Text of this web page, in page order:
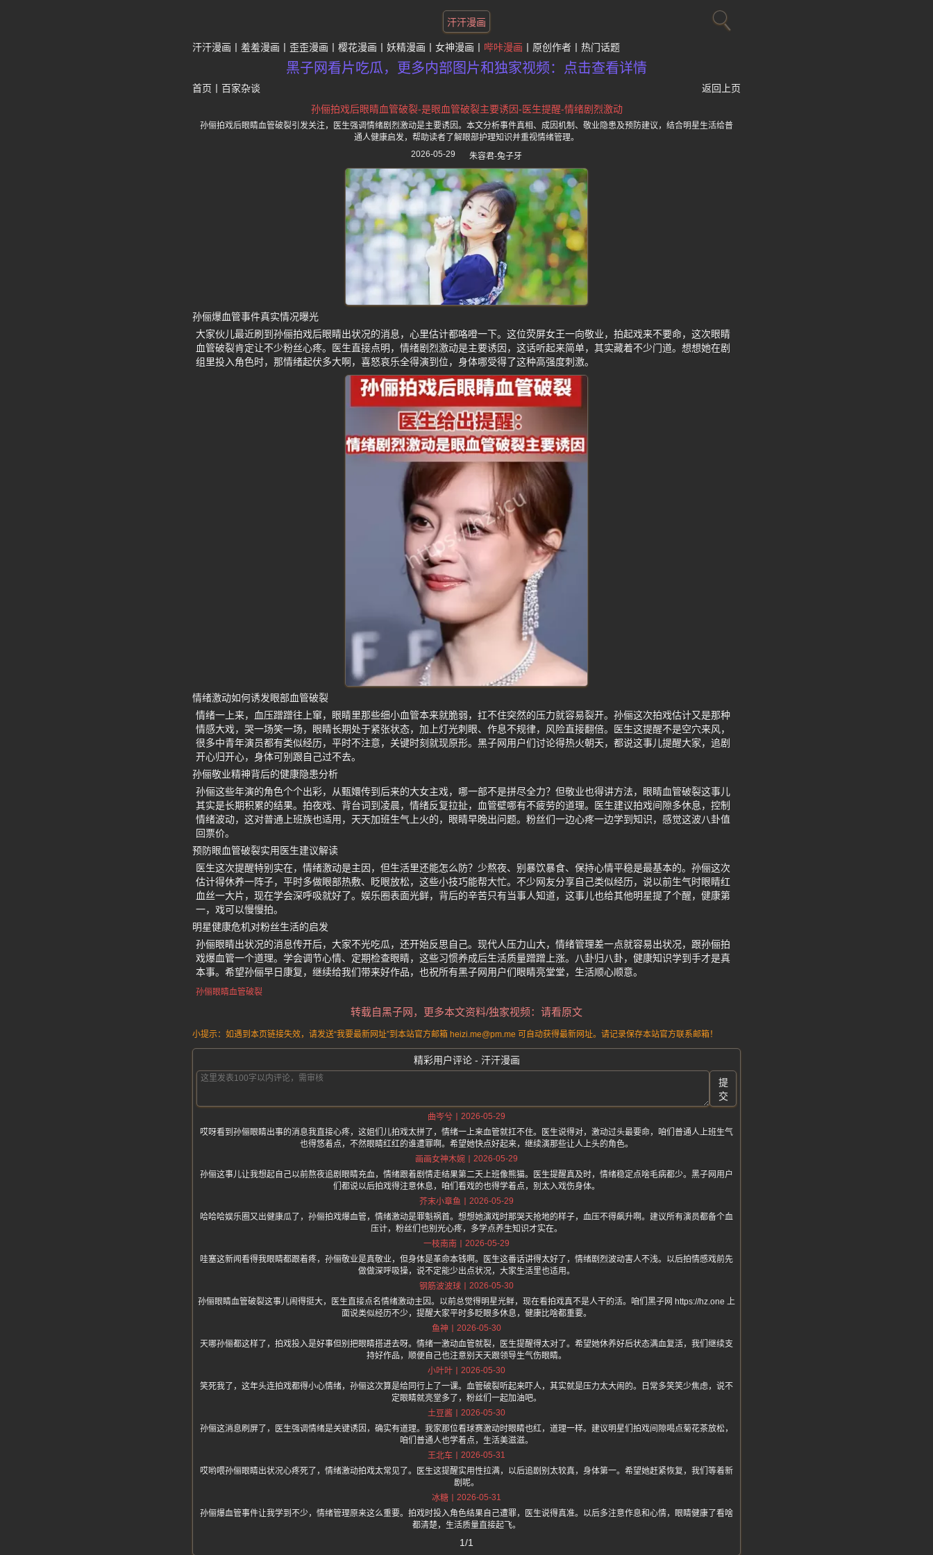
汗汗漫画
汗汗漫画 羞羞漫画 歪歪漫画 樱花漫画 妖精漫画 女神漫画 哔咔漫画 原创作者 热门话题
黑子网看片吃瓜，更多内部图片和独家视频：点击查看详情
首页 百家杂谈
返回上页
孙俪拍戏后眼睛血管破裂-是眼血管破裂主要诱因-医生提醒-情绪剧烈激动
孙俪拍戏后眼睛血管破裂引发关注，医生强调情绪剧烈激动是主要诱因。本文分析事件真相、成因机制、敬业隐患及预防建议，结合明星生活给普
通人健康启发，帮助读者了解眼部护理知识并重视情绪管理。
2026-05-29
朱容君-兔子牙
孙俪爆血管事件真实情况曝光
大家伙儿最近刷到孙俪拍戏后眼睛出状况的消息，心里估计都咯噔一下。这位荧屏女王一向敬业，拍起戏来不要命，这次眼睛
血管破裂肯定让不少粉丝心疼。医生直接点明，情绪剧烈激动是主要诱因，这话听起来简单，其实藏着不少门道。想想她在剧
组里投入角色时，那情绪起伏多大啊，喜怒哀乐全得演到位，身体哪受得了这种高强度刺激。
情绪激动如何诱发眼部血管破裂
情绪一上来，血压蹭蹭往上窜，眼睛里那些细小血管本来就脆弱，扛不住突然的压力就容易裂开。孙俪这次拍戏估计又是那种
情感大戏，哭一场笑一场，眼睛长期处于紧张状态，加上灯光刺眼、作息不规律，风险直接翻倍。医生这提醒不是空穴来风，
很多中青年演员都有类似经历，平时不注意，关键时刻就现原形。黑子网用户们讨论得热火朝天，都说这事儿提醒大家，追剧
开心归开心，身体可别跟自己过不去。
孙俪敬业精神背后的健康隐患分析
孙俪这些年演的角色个个出彩，从甄嬛传到后来的大女主戏，哪一部不是拼尽全力？但敬业也得讲方法，眼睛血管破裂这事儿
其实是长期积累的结果。拍夜戏、背台词到凌晨，情绪反复拉扯，血管壁哪有不疲劳的道理。医生建议拍戏间隙多休息，控制
情绪波动，这对普通上班族也适用，天天加班生气上火的，眼睛早晚出问题。粉丝们一边心疼一边学到知识，感觉这波八卦值
回票价。
预防眼血管破裂实用医生建议解读
医生这次提醒特别实在，情绪激动是主因，但生活里还能怎么防？少熬夜、别暴饮暴食、保持心情平稳是最基本的。孙俪这次
估计得休养一阵子，平时多做眼部热敷、眨眼放松，这些小技巧能帮大忙。不少网友分享自己类似经历，说以前生气时眼睛红
血丝一大片，现在学会深呼吸就好了。娱乐圈表面光鲜，背后的辛苦只有当事人知道，这事儿也给其他明星提了个醒，健康第
一，戏可以慢慢拍。
明星健康危机对粉丝生活的启发
孙俪眼睛出状况的消息传开后，大家不光吃瓜，还开始反思自己。现代人压力山大，情绪管理差一点就容易出状况，跟孙俪拍
戏爆血管一个道理。学会调节心情、定期检查眼睛，这些习惯养成后生活质量蹭蹭上涨。八卦归八卦，健康知识学到手才是真
本事。希望孙俪早日康复，继续给我们带来好作品，也祝所有黑子网用户们眼睛亮堂堂，生活顺心顺意。
孙俪眼睛血管破裂
转载自黑子网，更多本文资料/独家视频：请看原文
小提示：如遇到本页链接失效，请发送“我要最新网址”到本站官方邮箱 heizi.me@pm.me 可自动获得最新网址。请记录保存本站官方联系邮箱！
精彩用户评论 - 汗汗漫画
提
交
曲岑兮
2026-05-29
哎呀看到孙俪眼睛出事的消息我直接心疼，这姐们儿拍戏太拼了，情绪一上来血管就扛不住。医生说得对，激动过头最要命，咱们普通人上班生气
也得悠着点，不然眼睛红红的谁遭罪啊。希望她快点好起来，继续演那些让人上头的角色。
画画女神木婉
2026-05-29
孙俪这事儿让我想起自己以前熬夜追剧眼睛充血，情绪跟着剧情走结果第二天上班像熊猫。医生提醒真及时，情绪稳定点啥毛病都少。黑子网用户
们都说以后拍戏得注意休息，咱们看戏的也得学着点，别太入戏伤身体。
芥末小章鱼
2026-05-29
哈哈哈娱乐圈又出健康瓜了，孙俪拍戏爆血管，情绪激动是罪魁祸首。想想她演戏时那哭天抢地的样子，血压不得飙升啊。建议所有演员都备个血
压计，粉丝们也别光心疼，多学点养生知识才实在。
一枝南南
2026-05-29
哇塞这新闻看得我眼睛都跟着疼，孙俪敬业是真敬业，但身体是革命本钱啊。医生这番话讲得太好了，情绪剧烈波动害人不浅。以后拍情感戏前先
做做深呼吸操，说不定能少出点状况，大家生活里也适用。
钢筋波波球
2026-05-30
孙俪眼睛血管破裂这事儿闹得挺大，医生直接点名情绪激动主因。以前总觉得明星光鲜，现在看拍戏真不是人干的活。咱们黑子网 https://hz.one 上
面说类似经历不少，提醒大家平时多眨眼多休息，健康比啥都重要。
鱼神
2026-05-30
天哪孙俪都这样了，拍戏投入是好事但别把眼睛搭进去呀。情绪一激动血管就裂，医生提醒得太对了。希望她休养好后状态满血复活，我们继续支
持好作品，顺便自己也注意别天天跟领导生气伤眼睛。
小叶叶
2026-05-30
笑死我了，这年头连拍戏都得小心情绪，孙俪这次算是给同行上了一课。血管破裂听起来吓人，其实就是压力太大闹的。日常多笑笑少焦虑，说不
定眼睛就亮堂多了，粉丝们一起加油吧。
土豆酱
2026-05-30
孙俪这消息刷屏了，医生强调情绪是关键诱因，确实有道理。我家那位看球赛激动时眼睛也红，道理一样。建议明星们拍戏间隙喝点菊花茶放松，
咱们普通人也学着点，生活美滋滋。
王北车
2026-05-31
哎哟喂孙俪眼睛出状况心疼死了，情绪激动拍戏太常见了。医生这提醒实用性拉满，以后追剧别太较真，身体第一。希望她赶紧恢复，我们等着新
剧呢。
冰糖
2026-05-31
孙俪爆血管事件让我学到不少，情绪管理原来这么重要。拍戏时投入角色结果自己遭罪，医生说得真准。以后多注意作息和心情，眼睛健康了看啥
都清楚，生活质量直接起飞。
1/1